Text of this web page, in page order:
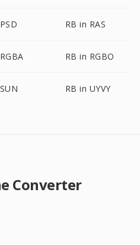
RB in RAS
RB in RGBO
RB in UYVY
Converter